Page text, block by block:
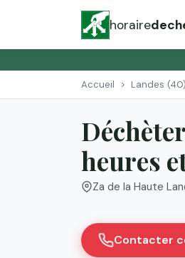
horaire
Accueil Landes (40)
heures
Za de la Haute
Contacter